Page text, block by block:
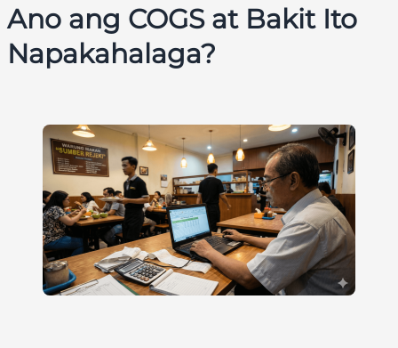
Ano ang COGS at Bakit Ito
Napakahalaga?